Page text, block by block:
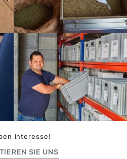
Interesse!
SIE UNS